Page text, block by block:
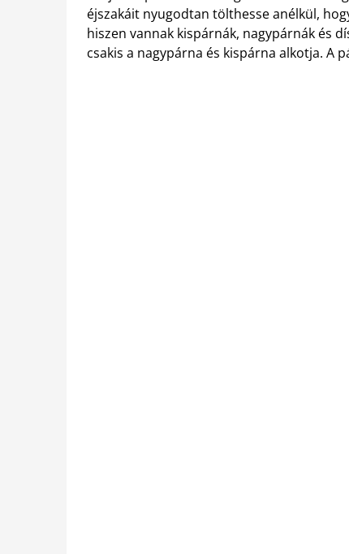
éjszakáit nyugodtan tölthesse anélkül,
hiszen vannak kispárnák, nagypárnák és
csakis a nagypárna és kispárna alkotja. A